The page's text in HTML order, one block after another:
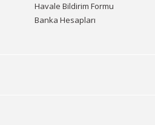
Havale Bildirim Formu
Banka Hesapları